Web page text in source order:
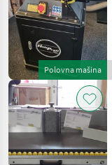
Polovna mašina